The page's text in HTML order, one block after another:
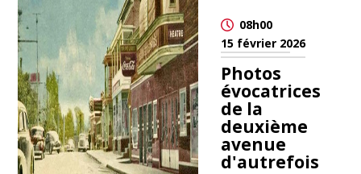
08h00
15 février 2026
Photos
évocatrices
de la
deuxième
avenue
d'autrefois